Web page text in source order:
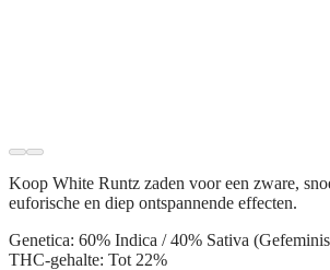
Koop White Runtz zaden voor een zware,
euforische en diep ontspannende effecten.
Genetica: 60% Indica / 40% Sativa
THC-gehalte: Tot 22%